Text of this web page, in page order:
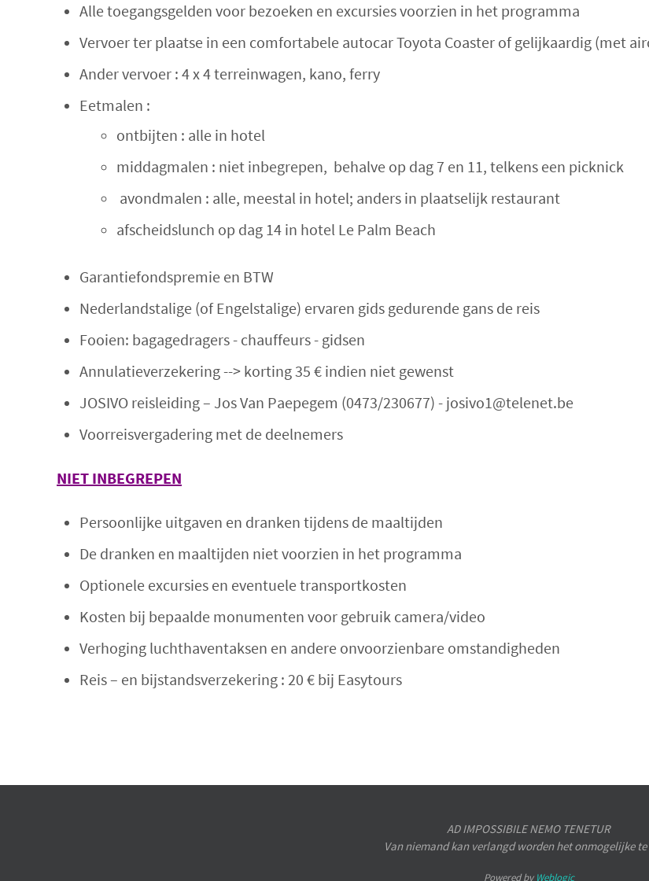
Alle toegangsgelden voor bezoeken en excursies voorzien in het programma
Vervoer ter plaatse in een comfortabele autocar Toyota Coaster of gelijkaardig (met
Ander vervoer : 4 x 4 terreinwagen, kano, ferry
Eetmalen :
ontbijten : alle in hotel
middagmalen : niet inbegrepen, behalve op dag 7 en 11, telkens een picknick
avondmalen : alle, meestal in hotel; anders in plaatselijk restaurant
afscheidslunch op dag 14 in hotel Le Palm Beach
Garantiefondspremie en BTW
Nederlandstalige (of Engelstalige) ervaren gids gedurende gans de reis
Fooien: bagagedragers - chauffeurs - gidsen
Annulatieverzekering --> korting 35 € indien niet gewenst
JOSIVO reisleiding – Jos Van Paepegem (0473/230677) - josivo1@telenet.be
Voorreisvergadering met de deelnemers
NIET INBEGREPEN
Persoonlijke uitgaven en dranken tijdens de maaltijden
De dranken en maaltijden niet voorzien in het programma
Optionele excursies en eventuele transportkosten
Kosten bij bepaalde monumenten voor gebruik camera/video
Verhoging luchthaventaksen en andere onvoorzienbare omstandigheden
Reis – en bijstandsverzekering : 20 € bij Easytours
AD IMPOSSIBILE NEMO TENETUR
Van niemand kan verlangd worden het onmogelijke te
Powered by Weblogic